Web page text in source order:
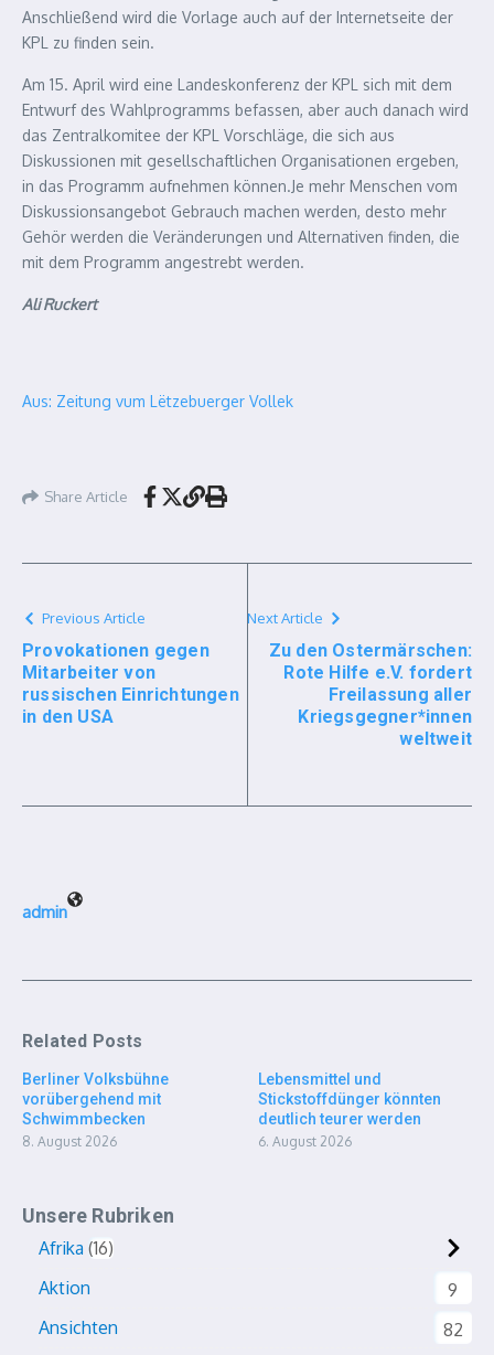
Anschließend wird die Vorlage auch auf der Internetseite der
KPL zu finden sein.
Am 15. April wird eine Landeskonferenz der KPL sich mit dem
Entwurf des Wahlprogramms befassen, aber auch danach wird
das Zentralkomitee der KPL Vorschläge, die sich aus
Diskussionen mit gesellschaftlichen Organisationen ergeben,
in das Programm aufnehmen können.Je mehr Menschen vom
Diskussionsangebot Gebrauch machen werden, desto mehr
Gehör werden die Veränderungen und Alternativen finden, die
mit dem Programm angestrebt werden.
Ali Ruckert
Aus: Zeitung vum Lëtzebuerger Vollek
Share Article
Previous Article
Provokationen gegen
Mitarbeiter von
russischen Einrichtungen
in den USA
Next Article
Zu den Ostermärschen:
Rote Hilfe e.V. fordert
Freilassung aller
Kriegsgegner*innen
weltweit
admin
Related Posts
Berliner Volksbühne
vorübergehend mit
Schwimmbecken
8. August 2026
Lebensmittel und
Stickstoffdünger könnten
deutlich teurer werden
6. August 2026
Unsere Rubriken
Afrika 16
Aktion
9
Ansichten
82